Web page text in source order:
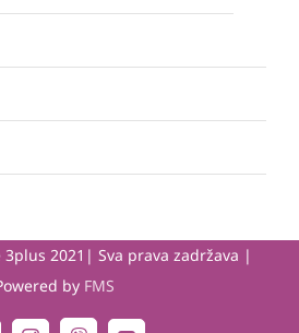
2021| Sva prava zadržava |
by FMS